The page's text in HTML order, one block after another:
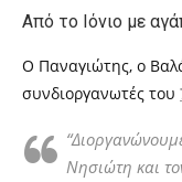
Από το Ιόνιο με
Ο Παναγιώτης, ο
συνδιοργανωτές του
Νησιώτη και